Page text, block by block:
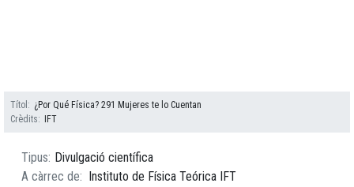
Títol
¿Por Qué Física? 291 Mujeres te lo Cuentan
Crèdits
IFT
Tipus
Divulgació científica
A càrrec de
Instituto de Física Teórica IFT